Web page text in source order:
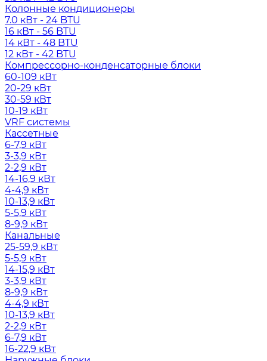
Колонные кондиционеры
7.0 кВт - 24 BTU
16 кВт - 56 BTU
14 кВт - 48 BTU
12 кВт - 42 BTU
Компрессорно-конденсаторные блоки
60-109 кВт
20-29 кВт
30-59 кВт
10-19 кВт
VRF системы
Кассетные
6-7,9 кВт
3-3,9 кВт
2-2,9 кВт
14-16,9 кВт
4-4,9 кВт
10-13,9 кВт
5-5,9 кВт
8-9,9 кВт
Канальные
25-59,9 кВт
5-5,9 кВт
14-15,9 кВт
3-3,9 кВт
8-9,9 кВт
4-4,9 кВт
10-13,9 кВт
2-2,9 кВт
6-7,9 кВт
16-22,9 кВт